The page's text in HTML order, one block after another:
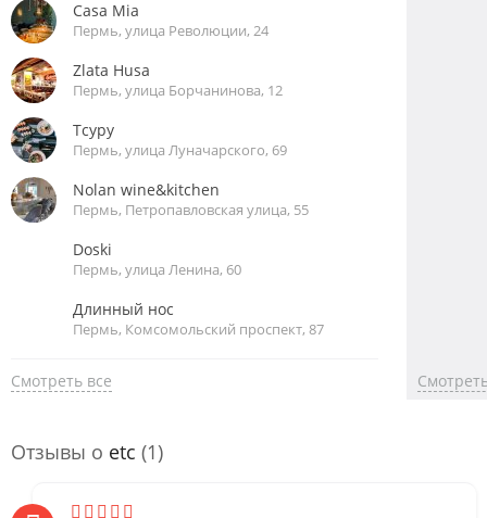
Casa Mia
Пермь, улица Революции, 24
Zlata Husa
Пермь, улица Борчанинова, 12
Тсуру
Пермь, улица Луначарского, 69
Nolan wine&kitchen
Пермь, Петропавловская улица, 55
Doski
Пермь, улица Ленина, 60
Длинный нос
Пермь, Комсомольский проспект, 87
Смотреть все
Отзывы о etc (1)